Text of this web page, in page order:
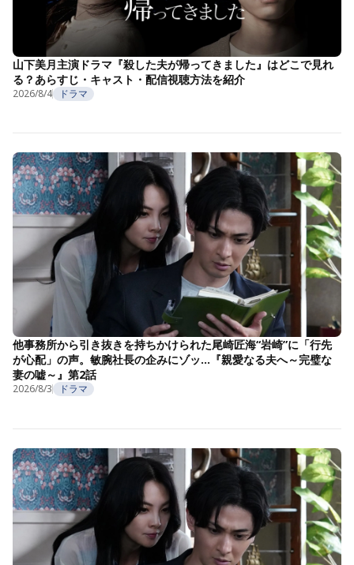
山下美月主演ドラマ『殺した夫が帰ってきました』はどこで見れ
る？あらすじ・キャスト・配信視聴方法を紹介
2026/8/4 ドラマ
他事務所から引き抜きを持ちかけられた尾崎匠海“岩崎”に「行先
が心配」の声。敏腕社長の企みにゾッ…『親愛なる夫へ～完璧な
妻の嘘～』第2話
2026/8/3 ドラマ